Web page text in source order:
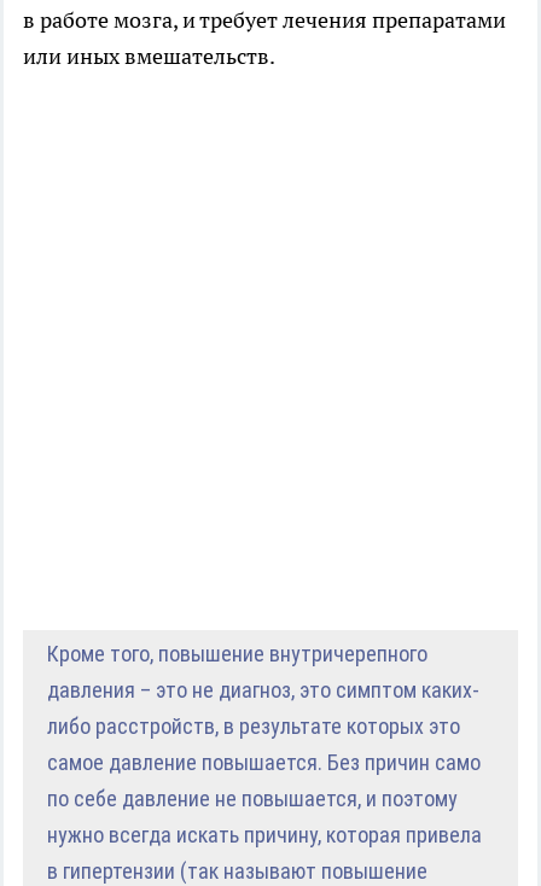
в работе мозга, и требует лечения препаратами
или иных вмешательств.
Кроме того, повышение внутричерепного
давления – это не диагноз, это симптом каких-
либо расстройств, в результате которых это
самое давление повышается. Без причин само
по себе давление не повышается, и поэтому
нужно всегда искать причину, которая привела
в гипертензии (так называют повышение